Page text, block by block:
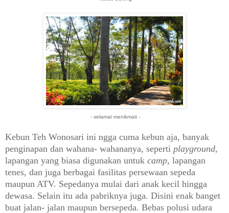
- selamat menikmati -
Kebun Teh Wonosari ini ngga cuma kebun aja, banyak
penginapan dan wahana- wahananya, seperti playground,
lapangan yang biasa digunakan untuk camp, lapangan
tenes, dan juga berbagai fasilitas persewaan sepeda
maupun ATV. Sepedanya mulai dari anak kecil hingga
dewasa. Selain itu ada pabriknya juga. Disini enak banget
buat jalan- jalan maupun bersepeda. Bebas polusi udara